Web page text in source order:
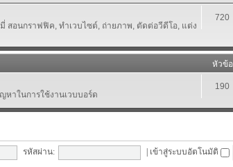
สอนกราฟฟิค, ทำเวบไซต์, ถ่ายภาพ, ตัดต่อวีดีโอ, แต่ง
720
หัวข้อ
หาในการใช้งานเวบบอร์ด
190
รหัสผ่าน: เข้าสู่ระบบอัตโนมัติ